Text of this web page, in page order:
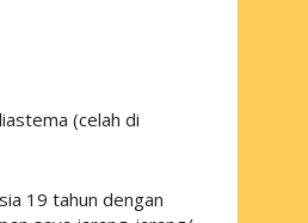
(celah di
19 tahun dengan